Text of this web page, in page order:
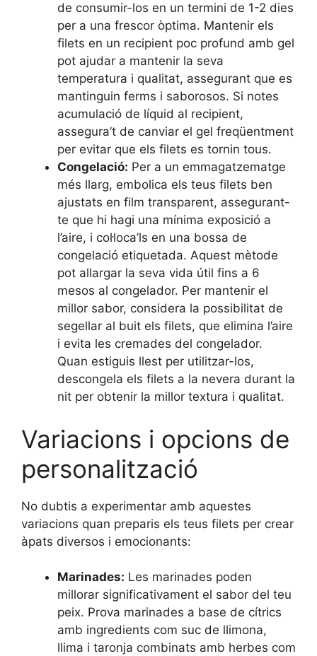
de consumir-los en un termini de 1-2 dies
per a una frescor òptima. Mantenir els
filets en un recipient poc profund amb gel
pot ajudar a mantenir la seva
temperatura i qualitat, assegurant que es
mantinguin ferms i saborosos. Si notes
acumulació de líquid al recipient,
assegura’t de canviar el gel freqüentment
per evitar que els filets es tornin tous.
Congelació: Per a un emmagatzematge
més llarg, embolica els teus filets ben
ajustats en film transparent, assegurant-
te que hi hagi una mínima exposició a
l’aire, i col·loca’ls en una bossa de
congelació etiquetada. Aquest mètode
pot allargar la seva vida útil fins a 6
mesos al congelador. Per mantenir el
millor sabor, considera la possibilitat de
segellar al buit els filets, que elimina l’aire
i evita les cremades del congelador.
Quan estiguis llest per utilitzar-los,
descongela els filets a la nevera durant la
nit per obtenir la millor textura i qualitat.
Variacions i opcions de
personalització
No dubtis a experimentar amb aquestes
variacions quan preparis els teus filets per crear
àpats diversos i emocionants:
Marinades: Les marinades poden
millorar significativament el sabor del teu
peix. Prova marinades a base de cítrics
amb ingredients com suc de llimona,
llima i taronja combinats amb herbes com